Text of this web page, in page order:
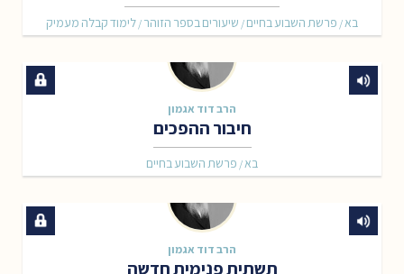
לימוד קבלה מעמיק / שיעורים בספר הזוהר / פרשת השבוע בחיים / בא
הרב דוד אגמון
חיבור ההפכים
פרשת השבוע בחיים / בא
הרב דוד אגמון
תשתית פנימית חדשה